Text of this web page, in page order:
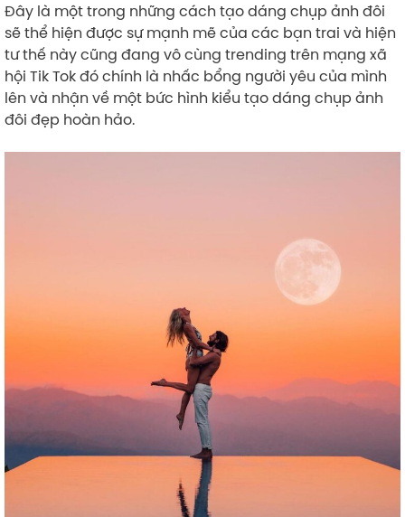
Đây là một trong những cách tạo dáng chụp ảnh đôi
sẽ thể hiện được sự mạnh mẽ của các bạn trai và hiện
tư thế này cũng đang vô cùng trending trên mạng xã
hội Tik Tok đó chính là nhấc bổng người yêu của mình
lên và nhận về một bức hình kiểu tạo dáng chụp ảnh
đôi đẹp hoàn hảo.